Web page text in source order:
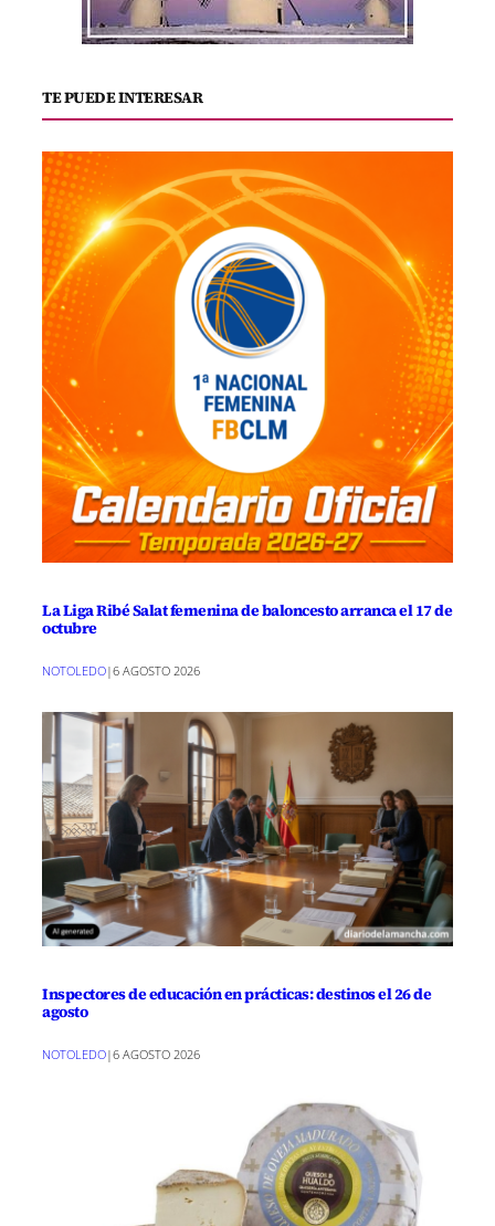
TE PUEDE INTERESAR
La Liga Ribé Salat femenina de baloncesto arranca el 17 de
octubre
NOTOLEDO|6 AGOSTO 2026
Inspectores de educación en prácticas: destinos el 26 de
agosto
NOTOLEDO|6 AGOSTO 2026